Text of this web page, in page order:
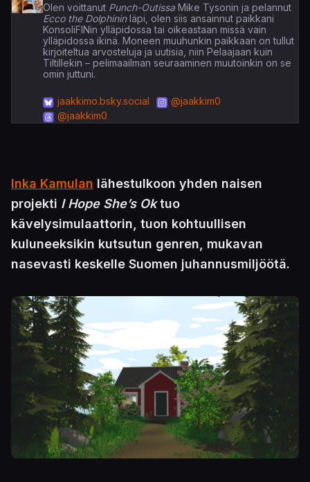
Olen voittanutPunch-OutissaMike Tysonin ja pelannut
Ecco the Dolphininläpi, olen siis ansainnut paikkani
KonsoliFINin ylläpidossa tai oikeastaan missä vain
ylläpidossa ikinä. Moneen muuhunkin paikkaan on tullut
kirjoiteltua arvosteluja ja uutisia, niin Pelaajaan kuin
Tiltillekin – pelimaailman seuraaminen muutoinkin on se
omin juttuni.
jaakkimo.bsky.social
@jaakkim0
@jaakkim0
Inka Kamulan lähestulkoon yhden naisen
projekti I Hope She’s Oktuo
kävelysimulaattorin, tuon kohtuullisen
kuluneeksikin kutsutun genren, mukavan
nasevasti keskelle Suomen juhannusmiljöötä.